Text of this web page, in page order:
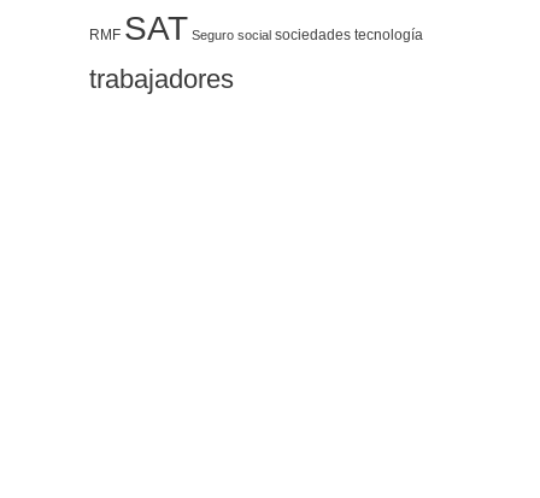
RMF SAT Seguro social sociedades tecnología
trabajadores